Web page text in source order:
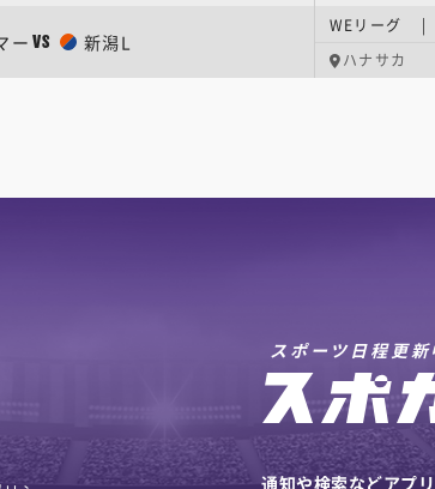
ー VS 新潟L
WEリーグ |
ハナサカ
スポーツ日程更新
通知や検索などアプ